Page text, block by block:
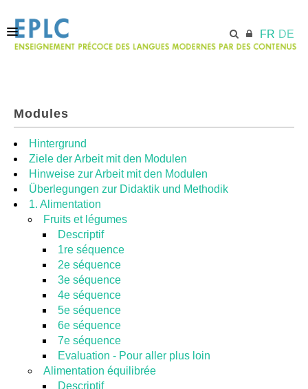
FR DE
MODULES
RESSOURCES
Modules
Hintergrund
Ziele der Arbeit mit den Modulen
Hinweise zur Arbeit mit den Modulen
Überlegungen zur Didaktik und Methodik
1. Alimentation
Fruits et légumes
Descriptif
1re séquence
2e séquence
3e séquence
4e séquence
5e séquence
6e séquence
7e séquence
Evaluation - Pour aller plus loin
Alimentation équilibrée
Descriptif